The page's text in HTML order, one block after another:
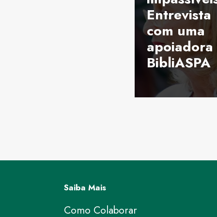
Entrevista
com uma
apoiadora
BibliASPA
Saiba Mais
Como Colaborar